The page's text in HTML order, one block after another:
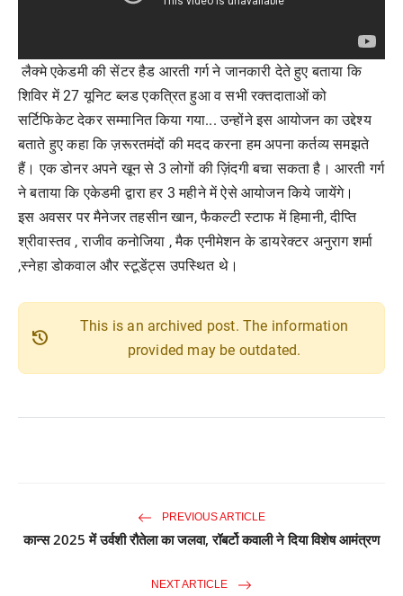
लैक्मे एकेडमी की सेंटर हैड आरती गर्ग ने जानकारी देते हुए बताया कि
शिविर में 27 यूनिट ब्लड एकत्रित हुआ व सभी रक्तदाताओं को
सर्टिफिकेट देकर सम्मानित किया गया... उन्होंने इस आयोजन का उद्देश्य
बताते हुए कहा कि ज़रूरतमंदों की मदद करना हम अपना कर्तव्य समझते
हैं। एक डोनर अपने खून से 3 लोगों की ज़िंदगी बचा सकता है। आरती गर्ग
ने बताया कि एकेडमी द्वारा हर 3 महीने में ऐसे आयोजन किये जायेंगे।
इस अवसर पर मैनेजर तहसीन खान, फैकल्टी स्टाफ में हिमानी, दीप्ति
श्रीवास्तव , राजीव कनोजिया , मैक एनीमेशन के डायरेक्टर अनुराग शर्मा
,स्नेहा डोकवाल और स्टूडेंट्स उपस्थित थे।
history
This is an archived post. The information
provided may be outdated.
PREVIOUS ARTICLE
कान्स 2025 में उर्वशी रौतेला का जलवा, रॉबर्टो कवाली ने दिया विशेष आमंत्रण
NEXT ARTICLE